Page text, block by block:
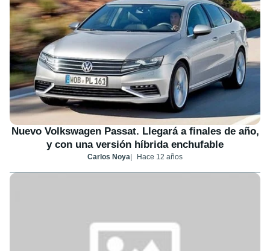
Nuevo Volkswagen Passat. Llegará a finales de año,
y con una versión híbrida enchufable
Carlos Noya Hace 12 años